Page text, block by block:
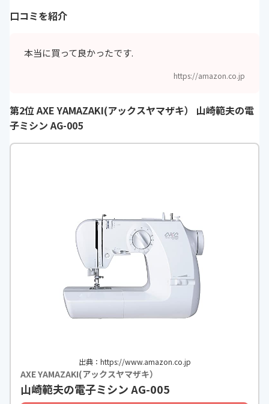
口コミを紹介
本当に買って良かったです.
https://amazon.co.jp
第2位 AXE YAMAZAKI(アックスヤマザキ） 山崎範夫の電
子ミシン AG-005
出典：https://www.amazon.co.jp
AXE YAMAZAKI(アックスヤマザキ）
山崎範夫の電子ミシン AG-005